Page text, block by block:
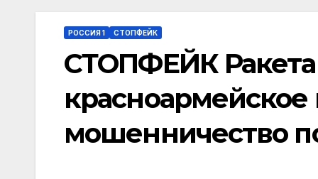
РОССИЯ 1 СТОПФЕЙК
СТОПФЕЙК
мошенничество